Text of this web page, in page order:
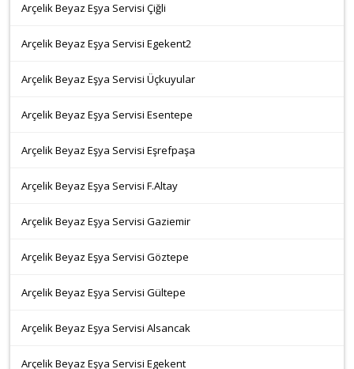
Arçelik Beyaz Eşya Servisi Çiğli
Arçelik Beyaz Eşya Servisi Egekent2
Arçelik Beyaz Eşya Servisi Üçkuyular
Arçelik Beyaz Eşya Servisi Esentepe
Arçelik Beyaz Eşya Servisi Eşrefpaşa
Arçelik Beyaz Eşya Servisi F.Altay
Arçelik Beyaz Eşya Servisi Gaziemir
Arçelik Beyaz Eşya Servisi Göztepe
Arçelik Beyaz Eşya Servisi Gültepe
Arçelik Beyaz Eşya Servisi Alsancak
Arçelik Beyaz Eşya Servisi Egekent